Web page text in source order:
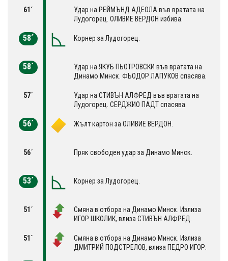
61´
Удар на РЕЙМЪНД АДЕОЛА във вратата на
Лудогорец. OЛИВИЕ ВЕРДОН избива.
58´ Корнер за Лудогорец.
58´
Удар на ЯКУБ ПЬОТРОВСКИ във вратата на
Динамо Минск. ФЬОДОР ЛАПУКОВ спасява.
57´
Удар на СТИВЪН АЛФРЕД във вратата на
Лудогорец. СЕРДЖИО ПАДТ спасява.
56´ Жълт картон за OЛИВИЕ ВЕРДОН.
56´ Пряк свободен удар за Динамо Минск.
53´ Корнер за Лудогорец.
51´
Смяна в отбора на Динамо Минск. Излиза
ИГОР ШКОЛИК, влиза СТИВЪН АЛФРЕД.
51´
Смяна в отбора на Динамо Минск. Излиза
ДМИТРИЙ ПОДСТРЕЛОВ, влиза ПЕДРО ИГОР.